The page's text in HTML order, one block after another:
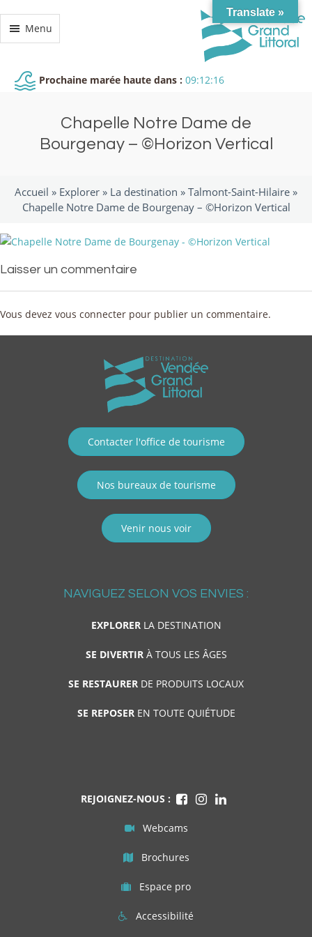
Menu
Prochaine marée haute dans : 09:12:16
Chapelle Notre Dame de
Bourgenay – ©Horizon Vertical
Accueil » Explorer » La destination » Talmont-Saint-Hilaire »
Chapelle Notre Dame de Bourgenay – ©Horizon Vertical
Laisser un commentaire
Vous devez vous connecter pour publier un commentaire.
Contacter l'office de tourisme
Nos bureaux de tourisme
Venir nous voir
NAVIGUEZ SELON VOS ENVIES :
EXPLORERLA DESTINATION
SE DIVERTIRÀ TOUS LES ÂGES
SE RESTAURER DE PRODUITS LOCAUX
SE REPOSEREN TOUTE QUIÉTUDE
REJOIGNEZ-NOUS :
Webcams
Brochures
Espace pro
Accessibilité
Translate »